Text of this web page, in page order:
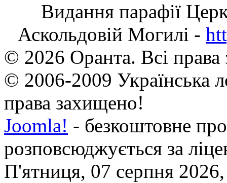
Видання парафії
Аскольдовій Могилі -
© 2026 Оранта. Всі
© 2006-2009 Українська
права захищено!
Joomla! - безкоштовне
розповсюджується за
П'ятниця, 07 серпня